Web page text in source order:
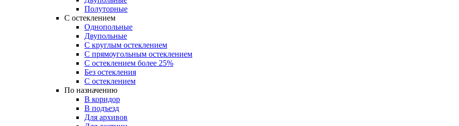
Полуторные
С остеклением
Однопольные
Двупольные
С круглым остеклением
С прямоугольным остеклением
С остеклением более 25%
Без остекления
С остеклением
По назначению
В коридор
В подъезд
Для архивов